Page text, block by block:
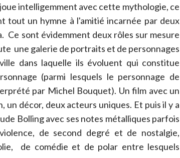
intelligemment avec cette mythologie, ce
tout un hymne à l'amitié incarnée par deux
Ce sont évidemment deux rôles sur mesure
une galerie de portraits et de personnages
dans laquelle ils évoluent qui constitue
(parmi lesquels le personnage de
par Michel Bouquet). Un film avec un
un décor, deux acteurs uniques. Et puis il y a
Bolling avec ses notes métalliques parfois
de second degré et de nostalgie,
de comédie et de polar entre lesquels